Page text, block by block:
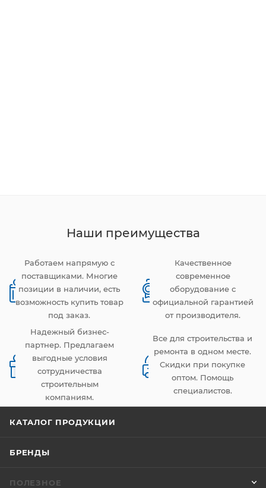
Наши преимущества
Работаем напрямую с
поставщиками. Многие
позиции в наличии, есть
возможность купить товар
под заказ.
Качественное
современное
оборудование с
официальной гарантией
от производителя.
Надежный бизнес-
партнер. Предлагаем
выгодные условия
сотрудничества
строительным
компаниям.
Все для строительства и
ремонта в одном месте.
Скидки при покупке
оптом. Помощь
специалистов.
КАТАЛОГ ПРОДУКЦИИ
БРЕНДЫ
ПОЛЕЗНОЕ